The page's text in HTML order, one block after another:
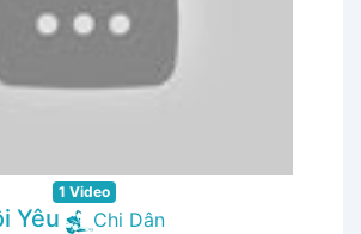
1 Video
Yêu
Chi Dân